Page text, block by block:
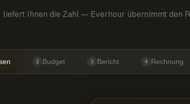
liefert Ihnen die Zahl — Everhour übernimmt den
2 Budget 3 Bericht 4 Rechnung